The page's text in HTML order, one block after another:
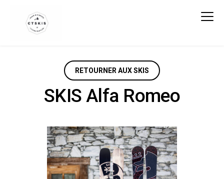
RETOURNER AUX SKIS
SKIS Alfa Romeo